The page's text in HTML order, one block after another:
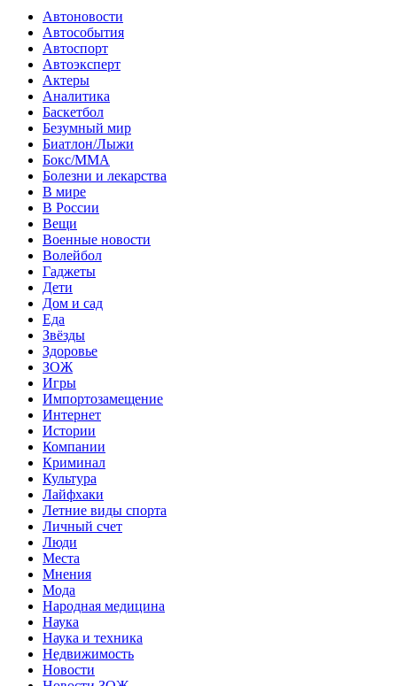
Автоновости
Автособытия
Автоспорт
Автоэксперт
Актеры
Аналитика
Баскетбол
Безумный мир
Биатлон/Лыжи
Бокс/MMA
Болезни и лекарства
В мире
В России
Вещи
Военные новости
Волейбол
Гаджеты
Дети
Дом и сад
Еда
Звёзды
Здоровье
ЗОЖ
Игры
Импортозамещение
Интернет
Истории
Компании
Криминал
Культура
Лайфхаки
Летние виды спорта
Личный счет
Люди
Места
Мнения
Мода
Народная медицина
Наука
Наука и техника
Недвижимость
Новости